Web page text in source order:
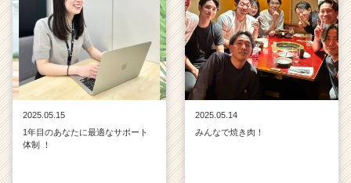
2025.05.15
1年目のあなたに最適なサポート
体制 ！
2025.05.14
みんなで焼き肉！